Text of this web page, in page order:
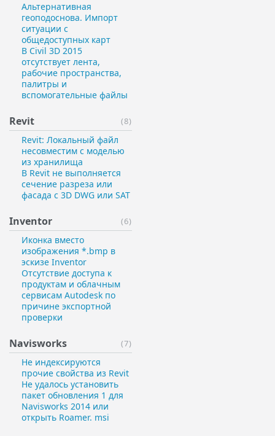
Альтернативная
геоподоснова. Импорт
ситуации с
общедоступных карт
В Civil 3D 2015
отсутствует лента,
рабочие пространства,
палитры и
вспомогательные файлы
(8)
Revit
Revit: Локальный файл
несовместим с моделью
из хранилища
В Revit не выполняется
сечение разреза или
фасада с 3D DWG или SAT
(6)
Inventor
Иконка вместо
изображения *.bmp в
эскизе Inventor
Отсутствие доступа к
продуктам и облачным
сервисам Autodesk по
причине экспортной
проверки
(7)
Navisworks
Не индексируются
прочие свойства из Revit
Не удалось установить
пакет обновления 1 для
Navisworks 2014 или
открыть Roamer. msi